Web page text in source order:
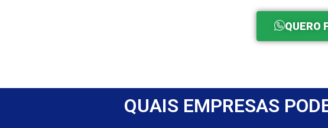
QUERO
QUAIS EMPRESAS